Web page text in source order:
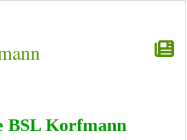
BSL Korfmann